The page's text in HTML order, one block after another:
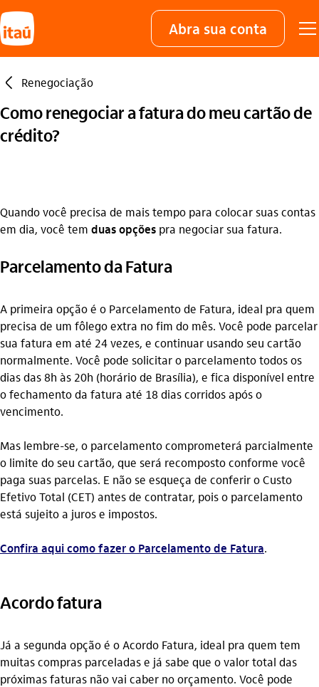
Abra sua conta
seta_esquerda Renegociação
Como renegociar a fatura do meu cartão de
crédito?
Quando você precisa de mais tempo para colocar suas contas
em dia, você tem duas opções pra negociar sua fatura.
Parcelamento da Fatura
A primeira opção é o Parcelamento de Fatura, ideal pra quem
precisa de um fôlego extra no fim do mês. Você pode parcelar
sua fatura em até 24 vezes, e continuar usando seu cartão
normalmente. Você pode solicitar o parcelamento todos os
dias das 8h às 20h (horário de Brasília), e fica disponível entre
o fechamento da fatura até 18 dias corridos após o
vencimento.
Mas lembre-se, o parcelamento comprometerá parcialmente
o limite do seu cartão, que será recomposto conforme você
paga suas parcelas. E não se esqueça de conferir o Custo
Efetivo Total (CET) antes de contratar, pois o parcelamento
está sujeito a juros e impostos.
Confira aqui como fazer o Parcelamento de Fatura.
Acordo fatura
Já a segunda opção é o Acordo Fatura, ideal pra quem tem
muitas compras parceladas e já sabe que o valor total das
próximas faturas não vai caber no orçamento. Você pode